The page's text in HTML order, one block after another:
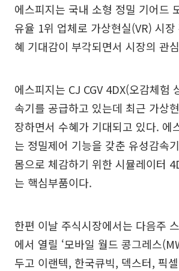
에스피지는 국내 소형 정밀 기어드
유율 1위 업체로 가상현실(VR) 시
혜 기대감이 부각되면서 시장의 관
에스피지는 CJ CGV 4DX(오감체험
속기를 공급하고 있는데 최근 가상
장하면서 수혜가 기대되고 있다. 에
는 정밀제어 기능을 갖춘 유성감속
몸으로 체감하기 위한 시뮬레이터
는 핵심부품이다.
한편 이날 주식시장에서는 다음주
에서 열릴 ‘모바일 월드 콩그레스
두고 이랜텍, 한국큐빅, 덱스터, 픽